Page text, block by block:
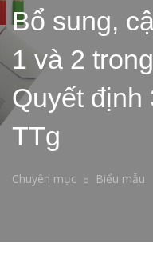
Bổ sung,
1 và 2
Quyết
TTg
Chuyên mục Biểu mẫu